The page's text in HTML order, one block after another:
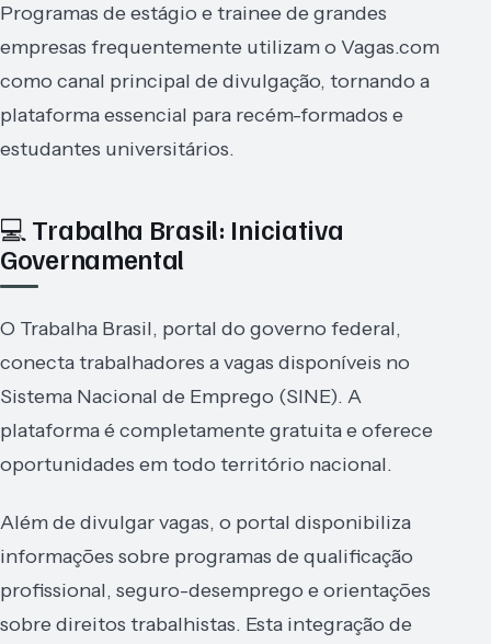
Programas de estágio e trainee de grandes
empresas frequentemente utilizam o Vagas.com
como canal principal de divulgação, tornando a
plataforma essencial para recém-formados e
estudantes universitários.
💻 Trabalha Brasil: Iniciativa
Governamental
O Trabalha Brasil, portal do governo federal,
conecta trabalhadores a vagas disponíveis no
Sistema Nacional de Emprego (SINE). A
plataforma é completamente gratuita e oferece
oportunidades em todo território nacional.
Além de divulgar vagas, o portal disponibiliza
informações sobre programas de qualificação
profissional, seguro-desemprego e orientações
sobre direitos trabalhistas. Esta integração de